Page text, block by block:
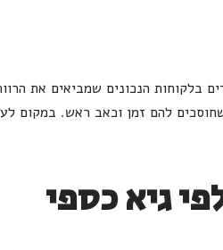
בלקוחות הנכונים שמביאים את
להם זמן וכאב ראש. במקום
גיא כספי